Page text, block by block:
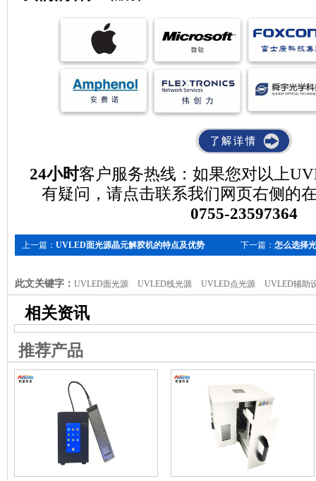
24小时客户服务热线：如果您对以上
有疑问，请点击联系我们网页右侧的
0755-23597364
下一篇： 怎么选择
上一篇： UVLED面光源晶元解胶机的特点及优势
此文关键字： UVLED面光源 UVLED线光源 UVLED点光源 UVLED辅助
相关资讯
推荐产品